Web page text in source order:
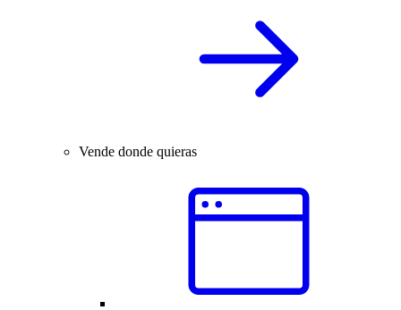
Vende donde quieras